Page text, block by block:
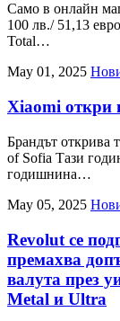
Само в онлайн
100 лв./ 51,13
Total…
May 01, 2025
Xiaomi откри
Брандът открива
of Sofia Тази
годишнина…
May 05, 2025
Revolut се
премахва
валута през
Metal и Ultra